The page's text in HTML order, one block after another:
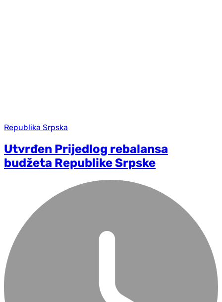
Republika Srpska
Utvrđen Prijedlog rebalansa
budžeta Republike Srpske